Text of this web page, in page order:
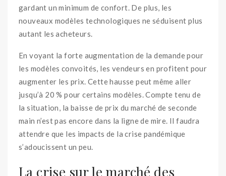
gardant un minimum de confort. De plus, les
nouveaux modèles technologiques ne séduisent plus
autant les acheteurs.
En voyant la forte augmentation de la demande pour
les modèles convoités, les vendeurs en profitent pour
augmenter les prix. Cette hausse peut même aller
jusqu’à 20 % pour certains modèles. Compte tenu de
la situation, la baisse de prix du marché de seconde
main n’est pas encore dans la ligne de mire. Il faudra
attendre que les impacts de la crise pandémique
s’adoucissent un peu.
La crise sur le marché des